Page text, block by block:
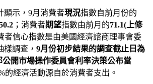
顯示，9月消費者現況指數自前月份的
；消費者期望指數由前月的71.1(上修
者信心指數是由美國經濟諮商理事會委
樣調查， 9月份初步結果的調查截止日為
公開市場操作委員會利率決策公布當
的經濟活動源自於消費者支出。